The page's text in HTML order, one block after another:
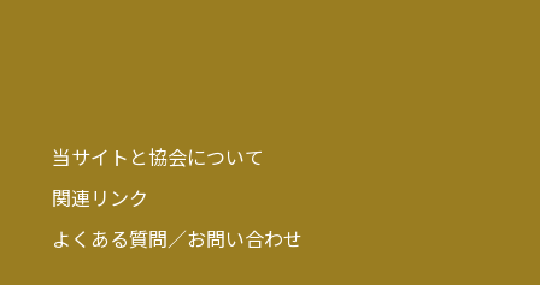
当サイトと協会について
関連リンク
よくある質問／お問い合わせ